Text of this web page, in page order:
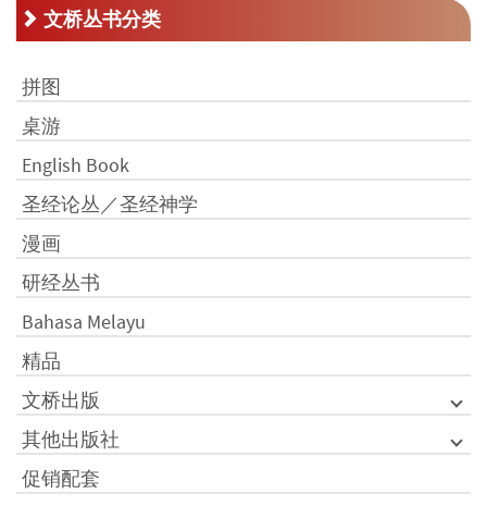
文桥丛书分类
拼图
桌游
English Book
圣经论丛／圣经神学
漫画
研经丛书
Bahasa Melayu
精品
文桥出版
其他出版社
促销配套